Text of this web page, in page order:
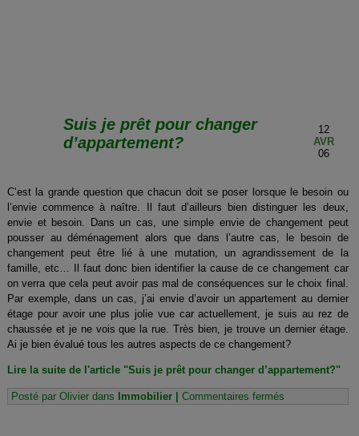
12
AVR
06
Suis je prêt pour changer
d’appartement?
C’est la grande question que chacun doit se poser lorsque le besoin ou
l’envie commence à naître. Il faut d’ailleurs bien distinguer les deux,
envie et besoin. Dans un cas, une simple envie de changement peut
pousser au déménagement alors que dans l’autre cas, le besoin de
changement peut être lié à une mutation, un agrandissement de la
famille, etc… Il faut donc bien identifier la cause de ce changement car
on verra que cela peut avoir pas mal de conséquences sur le choix final.
Par exemple, dans un cas, j’ai envie d’avoir un appartement au dernier
étage pour avoir une plus jolie vue car actuellement, je suis au rez de
chaussée et je ne vois que la rue. Très bien, je trouve un dernier étage.
Ai je bien évalué tous les autres aspects de ce changement?
Lire la suite de l'article "Suis je prêt pour changer d’appartement?"
Posté par Olivier dans Immobilier Commentaires ferméssur
Suis